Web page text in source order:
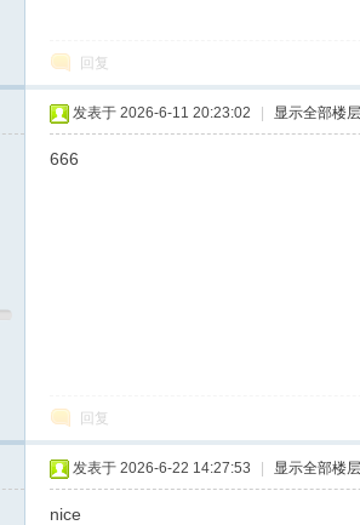
回复
发表于 2026-6-11 20:23:02 显示全部楼层
666
回复
发表于 2026-6-22 14:27:53 显示全部楼层
nice